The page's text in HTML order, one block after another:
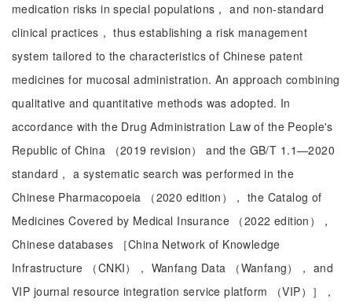
medication risks in special populations， and non-standard
clinical practices， thus establishing a risk management
system tailored to the characteristics of Chinese patent
medicines for mucosal administration. An approach combining
qualitative and quantitative methods was adopted. In
accordance with the Drug Administration Law of the People's
Republic of China （2019 revision） and the GB/T 1.1—2020
standard， a systematic search was performed in the
Chinese Pharmacopoeia （2020 edition）， the Catalog of
Medicines Covered by Medical Insurance （2022 edition），
Chinese databases ［China Network of Knowledge
Infrastructure （CNKI）， Wanfang Data （Wanfang）， and
VIP journal resource integration service platform （VIP）］，